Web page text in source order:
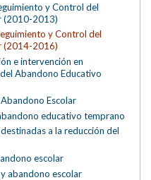
y Control del
(2010-2013)
y Control del
(2014-2016)
e intervención en
Abandono Educativo
Escolar
educativo temprano
a la reducción del
escolar
abandono escolar